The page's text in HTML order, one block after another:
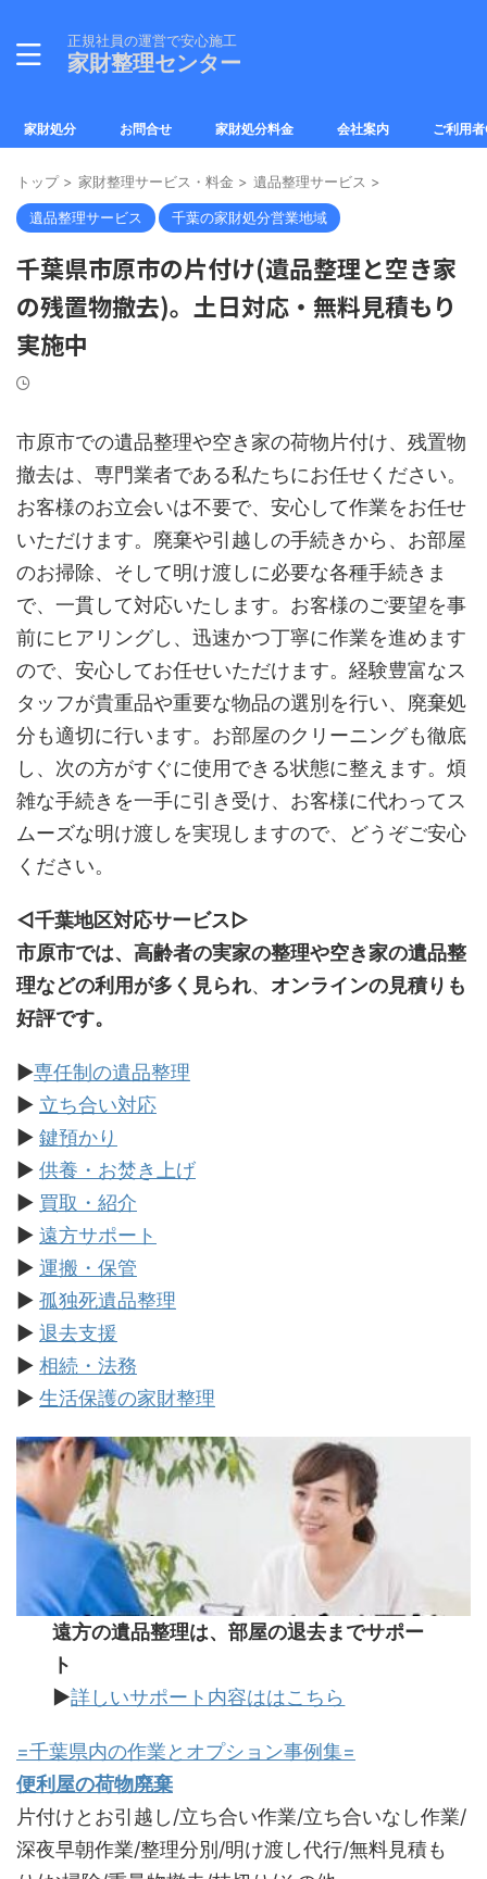
正規社員の運営で安心施工
家財整理センター
家財処分 お問合せ 家財処分料金 会社案内 ご利用
トップ > 家財整理サービス・料金 > 遺品整理サービス >
遺品整理サービス 千葉の家財処分営業地域
千葉県市原市の片付け(遺品整理と空き家
の残置物撤去)。土日対応・無料見積もり
実施中
市原市での遺品整理や空き家の荷物片付け、残置物
撤去は、専門業者である私たちにお任せください。
お客様のお立会いは不要で、安心して作業をお任せ
いただけます。廃棄や引越しの手続きから、お部屋
のお掃除、そして明け渡しに必要な各種手続きま
で、一貫して対応いたします。お客様のご要望を事
前にヒアリングし、迅速かつ丁寧に作業を進めます
ので、安心してお任せいただけます。経験豊富なス
タッフが貴重品や重要な物品の選別を行い、廃棄処
分も適切に行います。お部屋のクリーニングも徹底
し、次の方がすぐに使用できる状態に整えます。煩
雑な手続きを一手に引き受け、お客様に代わってス
ムーズな明け渡しを実現しますので、どうぞご安心
ください。
◁千葉地区対応サービス▷
市原市では、高齢者の実家の整理や空き家の遺品整
理などの利用が多く見られ、 オンラインの見積りも
好評です。
▶専任制の遺品整理
▶ 立ち合い対応
▶ 鍵預かり
▶ 供養・お焚き上げ
▶ 買取・紹介
▶ 遠方サポート
▶ 運搬・保管
▶ 孤独死遺品整理
▶ 退去支援
▶ 相続・法務
▶ 生活保護の家財整理
遠方の遺品整理は、部屋の退去までサポー
ト
▶詳しいサポート内容ははこちら
=千葉県内の作業とオプション事例集=
便利屋の荷物廃棄
片付けとお引越し/立ち合い作業/立ち合いなし作業/
深夜早朝作業/整理分別/明け渡し代行/無料見積も